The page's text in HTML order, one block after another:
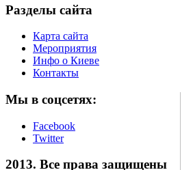
Разделы сайта
Карта сайта
Мероприятия
Инфо о Киеве
Контакты
Мы в соцсетях:
Facebook
Twitter
2013. Все права защищены